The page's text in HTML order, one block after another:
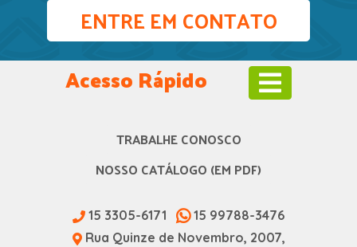
ENTRE EM CONTATO
Acesso Rápido
TRABALHE CONOSCO
NOSSO CATÁLOGO (EM PDF)
15 3305-6171
15 99788-3476
Rua Quinze de Novembro, 2007,